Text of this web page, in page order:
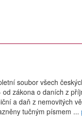
soubor všech
zákona o daních z
a daň z nemovitých
tučným písmem ...